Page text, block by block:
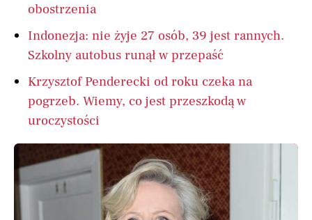
obostrzenia
Indonezja: nie żyje 27 osób, 39 jest rannych.
Szkolny autobus runął w przepaść
Krzysztof Penderecki od roku czeka na
pogrzeb. Wiemy, co jest przeszkodą w
uroczystości